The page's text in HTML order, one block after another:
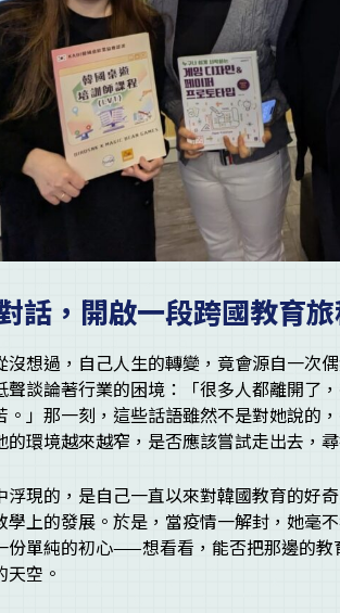
話，開啟一段跨國教育
沒想過，自己人生的轉變，竟會源自一次
聲談論著行業的困境：「很多人都離開了
。」那一刻，這些話語雖然不是對她說的
的環境越來越窄，是否應該嘗試走出去，
浮現的，是自己一直以來對韓國教育的好
學上的發展。於是，當疫情一解封，她毫
份單純的初心——想看看，能否把那邊的
天空。